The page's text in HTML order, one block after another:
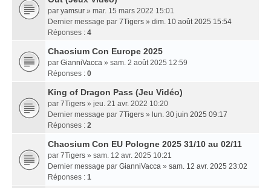
par yamsur » mar. 15 mars 2022 15:01
Dernier message par 7Tigers » dim. 10 août 2025 15:54
Réponses : 4
Chaosium Con Europe 2025
par GianniVacca » sam. 2 août 2025 12:59
Réponses : 0
King of Dragon Pass (Jeu Vidéo)
par 7Tigers » jeu. 21 avr. 2022 10:20
Dernier message par 7Tigers » lun. 30 juin 2025 09:17
Réponses : 2
Chaosium Con EU Pologne 2025 31/10 au 02/11
par 7Tigers » sam. 12 avr. 2025 10:21
Dernier message par GianniVacca » sam. 12 avr. 2025 23:02
Réponses : 1